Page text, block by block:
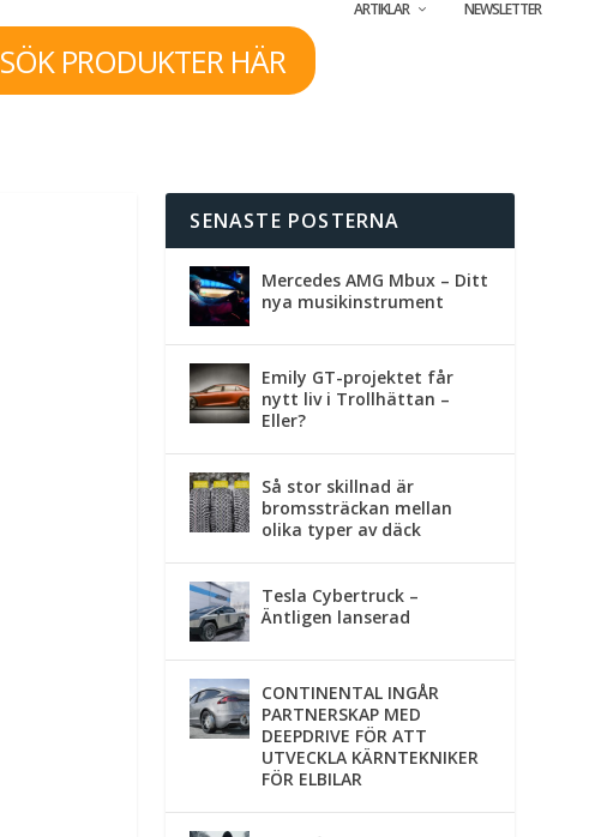
SÖK PRODUKTER HÄR
ARTIKLAR NEWSLETTER
SENASTE POSTERNA
Mercedes AMG Mbux – Ditt
nya musikinstrument
Emily GT-projektet får
nytt liv i Trollhättan –
Eller?
Så stor skillnad är
bromssträckan mellan
olika typer av däck
Tesla Cybertruck –
Äntligen lanserad
CONTINENTAL INGÅR
PARTNERSKAP MED
DEEPDRIVE FÖR ATT
UTVECKLA KÄRNTEKNIKER
FÖR ELBILAR